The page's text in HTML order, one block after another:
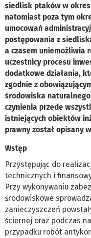
siedlisk ptaków w
natomiast poza tym
umocowań
postępowania z
a czasem uniemożliwia
uczestnicy procesu
dodatkowe działania,
zgodnie z
środowiska
czynienia przede
istniejących obiektów
prawny został opisany
Wstęp
Przystępując do
technicznych i
Przy wykonywaniu
środowiskowe
zanieczyszczeń
ściernej oraz podczas
przypadku robót